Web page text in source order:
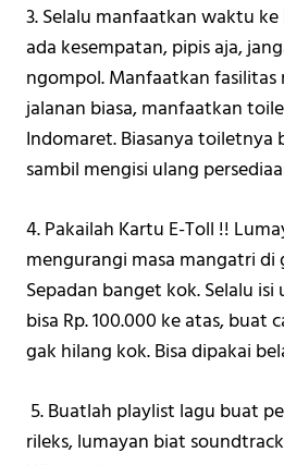
3. Selalu manfaatkan waktu
ada kesempatan, pipis aja,
ngompol. Manfaatkan fasilitas
jalanan biasa, manfaatkan
Indomaret. Biasanya toiletnya
sambil mengisi ulang
4. Pakailah Kartu E-Toll !!
mengurangi masa mangatri di
Sepadan banget kok. Selalu
bisa Rp. 100.000 ke atas, buat
gak hilang kok. Bisa dipakai
rileks, lumayan biat